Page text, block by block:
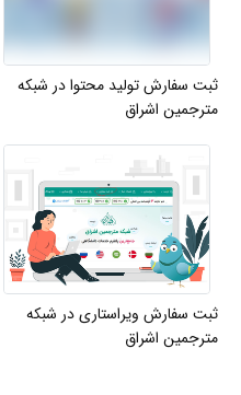
ثبت سفارش تولید محتوا در شبکه
مترجمین اشراق
ثبت سفارش ویراستاری در شبکه
مترجمین اشراق